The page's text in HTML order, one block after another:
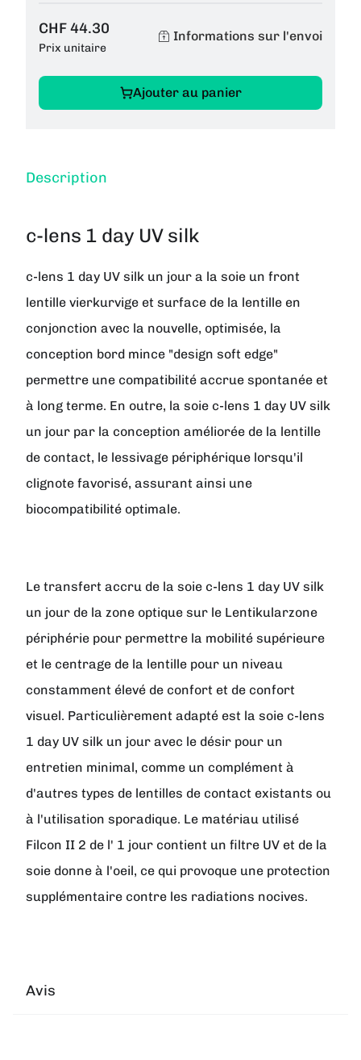
CHF 44.30
Prix unitaire
Informations sur l'envoi
Ajouter au panier
Description
c-lens 1 day UV silk
c-lens 1 day UV silk un jour a la soie un front
lentille vierkurvige et surface de la lentille en
conjonction avec la nouvelle, optimisée, la
conception bord mince "design soft edge"
permettre une compatibilité accrue spontanée et
à long terme. En outre, la soie c-lens 1 day UV silk
un jour par la conception améliorée de la lentille
de contact, le lessivage périphérique lorsqu'il
clignote favorisé, assurant ainsi une
biocompatibilité optimale.
Le transfert accru de la soie c-lens 1 day UV silk
un jour de la zone optique sur le Lentikularzone
périphérie pour permettre la mobilité supérieure
et le centrage de la lentille pour un niveau
constamment élevé de confort et de confort
visuel. Particulièrement adapté est la soie c-lens
1 day UV silk un jour avec le désir pour un
entretien minimal, comme un complément à
d'autres types de lentilles de contact existants ou
à l'utilisation sporadique. Le matériau utilisé
Filcon II 2 de l' 1 jour contient un filtre UV et de la
soie donne à l'oeil, ce qui provoque une protection
supplémentaire contre les radiations nocives.
Avis